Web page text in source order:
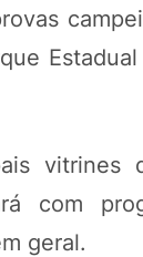
com
geral.